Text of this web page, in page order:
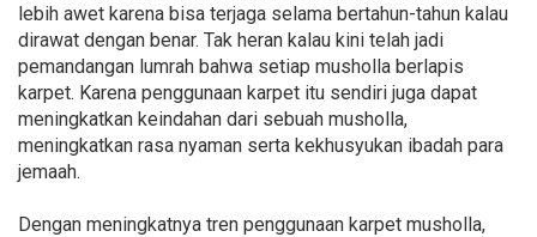
lebih awet karena bisa terjaga selama bertahun-tahun kalau
dirawat dengan benar. Tak heran kalau kini telah jadi
pemandangan lumrah bahwa setiap musholla berlapis
karpet. Karena penggunaan karpet itu sendiri juga dapat
meningkatkan keindahan dari sebuah musholla,
meningkatkan rasa nyaman serta kekhusyukan ibadah para
jemaah.
Dengan meningkatnya tren penggunaan karpet musholla,